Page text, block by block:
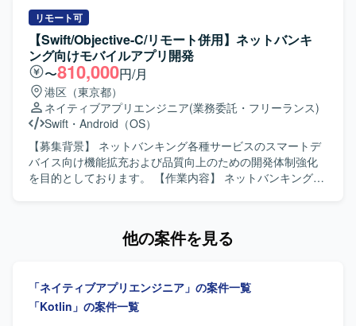
や機能改修、品質向上に向けた開発業務を行っていただき
ます。 【求める人物像】 モバイルアプリのユーザー体験向
上に関心を持ち、デザインシステムを理解したうえで主体
的に開発を進めていただける方を求めています。 【ポジシ
ョンの魅力】 大規模なECサービスのスマートフォンアプリ
開発に携わることで、Flutterを活用したクロスプラットフ
ォーム開発やデザインシステム活用の実践経験を積むこと
ができます。 【開発環境】 Flutterを用いたスマートフォン
アプリ開発環境となります。
リモート可
【Swift/Objective-C/リモート併用】ネットバンキ
ング向けモバイルアプリ開発
〜810,000円/月
港区（東京都）
ネイティブアプリエンジニア(業務委託・フリーランス)
Swift ・ Android（OS）
【募集背景】 ネットバンキング各種サービスのスマートデ
バイス向け機能拡充および品質向上のための開発体制強化
を目的としております。 【作業内容】 ネットバンキング各
開発に関連する各種ドキュメントの作成も実施いただきま
す。関係者とコミュニケーションを取りながら、品質とユ
ーザビリティを意識した開発ができる方を歓迎いたしま
他の案件を見る
「ネイティブアプリエンジニア」の案件一覧
「Kotlin」の案件一覧